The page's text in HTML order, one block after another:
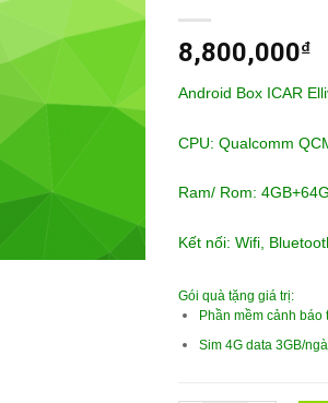
8,800,000₫
Android Box ICAR
CPU: Qualcomm
Ram/ Rom:
Kết nối: Wifi,
Gói quà tặng giá trị:
Phần mềm cảnh báo
Sim 4G data 3GB/